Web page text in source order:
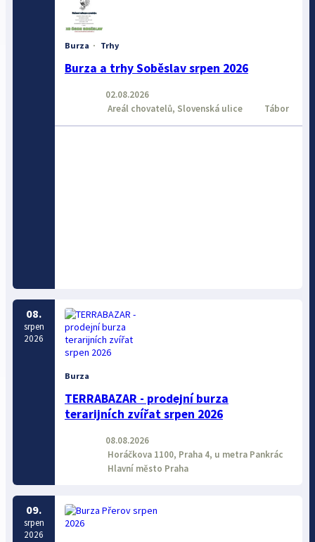
Burza · Trhy
Burza a trhy Soběslav srpen 2026
02.08.2026
Areál chovatelů, Slovenská ulice
Tábor
08.
srpen
2026
Burza
TERRABAZAR - prodejní burza
terarijních zvířat srpen 2026
08.08.2026
Horáčkova 1100, Praha 4, u metra Pankrác
Hlavní město Praha
09.
srpen
2026